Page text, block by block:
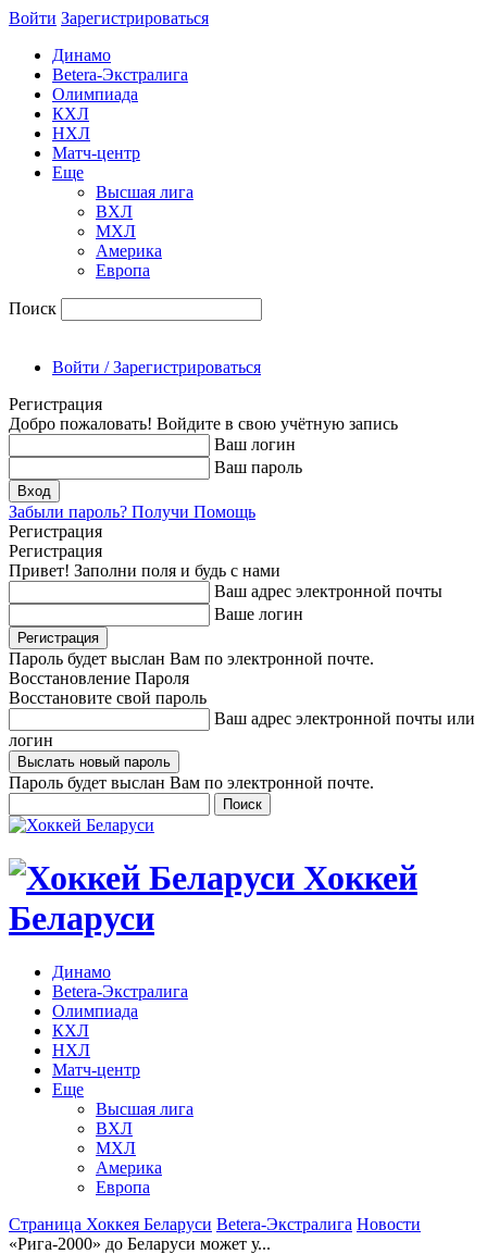
Войти Зарегиcтрироваться
Динамо
Betera-Экстралига
Олимпиада
КХЛ
НХЛ
Матч-центр
Еще
Высшая лига
ВХЛ
МХЛ
Америка
Европа
Поиск
Войти / Зарегистрироваться
Регистрация
Добро пожаловать! Войдите в свою учётную запись
Ваш логин
Ваш пароль
Забыли пароль? Получи Помощь
Регистрация
Регистрация
Привет! Заполни поля и будь с нами
Ваш адрес электронной почты
Ваше логин
Пароль будет выслан Вам по электронной почте.
Восстановление Пароля
Восстановите свой пароль
Ваш адрес электронной почты или
логин
Пароль будет выслан Вам по электронной почте.
Хоккей
Беларуси
Динамо
Betera-Экстралига
Олимпиада
КХЛ
НХЛ
Матч-центр
Еще
Высшая лига
ВХЛ
МХЛ
Америка
Европа
Страница Хоккея Беларуси Betera-Экстралига Новости
«Рига-2000» до Беларуси может у...